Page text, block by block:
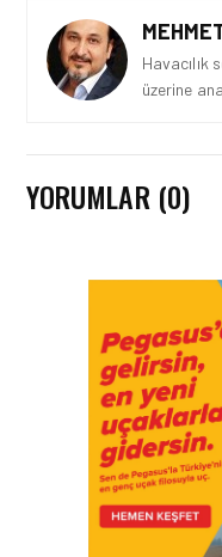
Havacılık
üzerine
YORUMLAR (0)